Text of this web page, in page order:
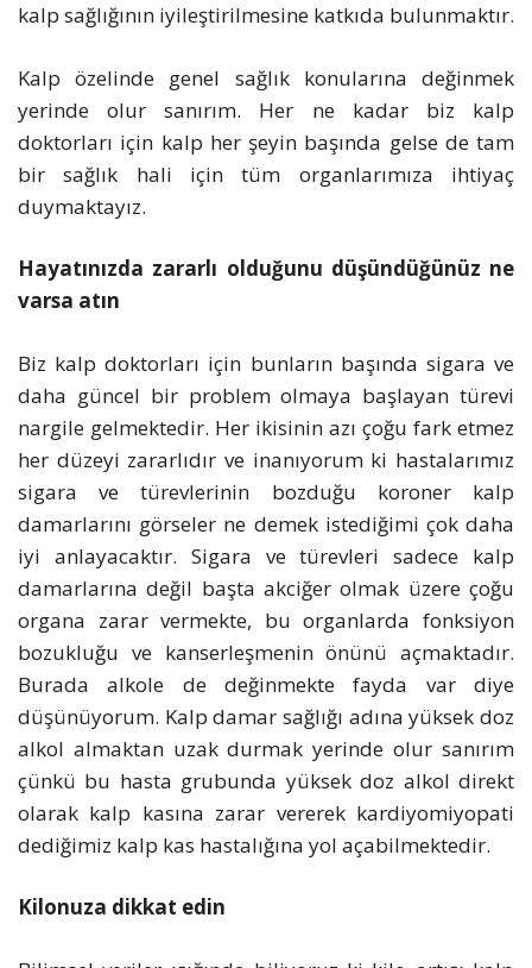
kalp sağlığının iyileştirilmesine katkıda bulunmaktır.
Kalp özelinde genel sağlık konularına değinmek
yerinde olur sanırım. Her ne kadar biz kalp
doktorları için kalp her şeyin başında gelse de tam
bir sağlık hali için tüm organlarımıza ihtiyaç
duymaktayız.
Hayatınızda zararlı olduğunu düşündüğünüz ne
varsa atın
Biz kalp doktorları için bunların başında sigara ve
daha güncel bir problem olmaya başlayan türevi
nargile gelmektedir. Her ikisinin azı çoğu fark etmez
her düzeyi zararlıdır ve inanıyorum ki hastalarımız
sigara ve türevlerinin bozduğu koroner kalp
damarlarını görseler ne demek istediğimi çok daha
iyi anlayacaktır. Sigara ve türevleri sadece kalp
damarlarına değil başta akciğer olmak üzere çoğu
organa zarar vermekte, bu organlarda fonksiyon
bozukluğu ve kanserleşmenin önünü açmaktadır.
Burada alkole de değinmekte fayda var diye
düşünüyorum. Kalp damar sağlığı adına yüksek doz
alkol almaktan uzak durmak yerinde olur sanırım
çünkü bu hasta grubunda yüksek doz alkol direkt
olarak kalp kasına zarar vererek kardiyomiyopati
dediğimiz kalp kas hastalığına yol açabilmektedir.
Kilonuza dikkat edin